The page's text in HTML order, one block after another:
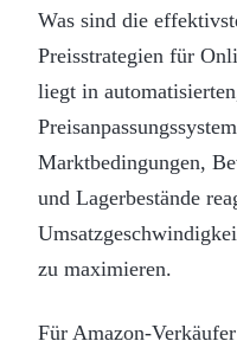
Was sind die
Preisstrategien für
liegt in
Marktbedingungen,
und Lagerbestände
zu maximieren.
Für Amazon-